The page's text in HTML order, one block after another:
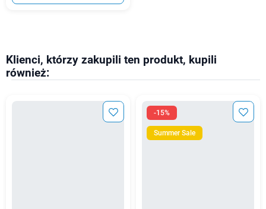
Klienci, którzy zakupili ten produkt, kupili
również:
-15%
Summer Sale